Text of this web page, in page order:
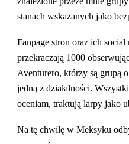
stanach wskazanych jako
Fanpage stron oraz ich
przekraczają 1000
Aventurero, którzy są grupą
jedną z działalności.
oceniam, traktują larpy jako
Na tę chwilę w Meksyku